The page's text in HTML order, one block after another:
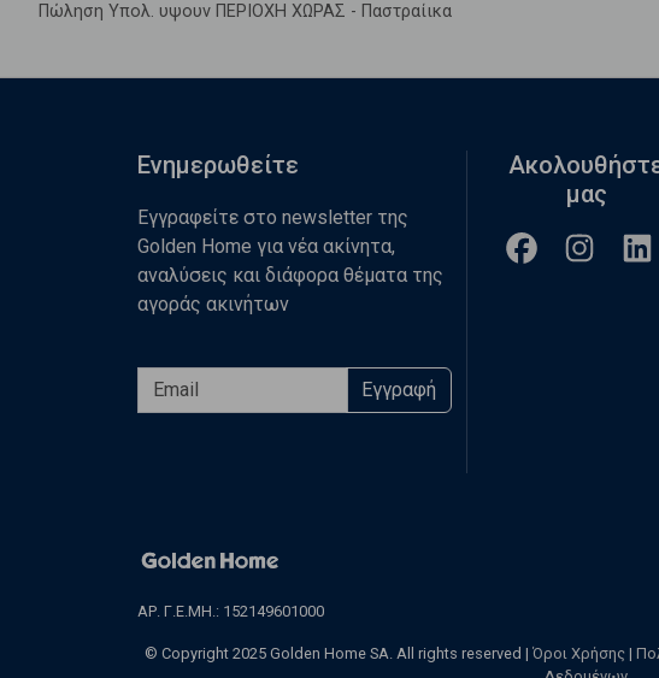
Πώληση Υπολ. υψουν ΠΕΡΙΟΧΗ ΧΩΡΑΣ - Παστραίικα
Ενημερωθείτε
Εγγραφείτε στο newsletter της
Golden Home για νέα ακίνητα,
αναλύσεις και διάφορα θέματα της
αγοράς ακινήτων
Εγγραφή
μας
ΑΡ. Γ.Ε.ΜΗ.: 152149601000
© Copyright 2025 Golden Home SA. All rights reserved | Όροι Χρήσης |